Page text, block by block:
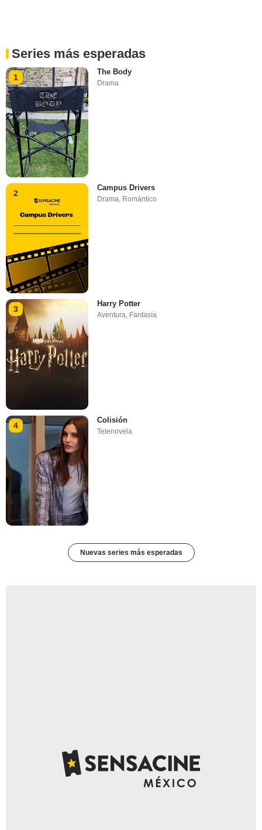
Series más esperadas
1
The Body
Drama
2
Campus Drivers
Drama, Romántico
3
Harry Potter
Aventura, Fantasía
4
Colisión
Telenovela
Nuevas series más esperadas